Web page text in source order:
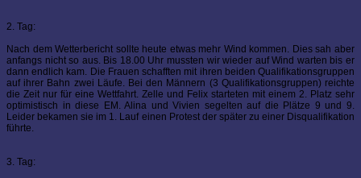
2. Tag:
Nach dem Wetterbericht sollte heute etwas mehr Wind kommen. Dies sah aber
anfangs nicht so aus. Bis 18.00 Uhr mussten wir wieder auf Wind warten bis er
dann endlich kam. Die Frauen schafften mit ihren beiden Qualifikationsgruppen
auf ihrer Bahn zwei Läufe. Bei den Männern (3 Qualifikationsgruppen) reichte
die Zeit nur für eine Wettfahrt. Zelle und Felix starteten mit einem 2. Platz sehr
optimistisch in diese EM. Alina und Vivien segelten auf die Plätze 9 und 9.
Leider bekamen sie im 1. Lauf einen Protest der später zu einer Disqualifikation
führte.
3. Tag: